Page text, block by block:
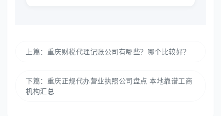
上篇： 重庆财税代理记账公司有哪些？哪个比较好？
下篇： 重庆正规代办营业执照公司盘点 本地靠谱工商
机构汇总